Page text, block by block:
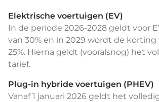
Elektrische voertuigen (EV)
In de periode 2026-2028 geldt voor
van 30% en in 2029 wordt de korting
25%. Hierna geldt (vooralsnog) het
tarief.
Plug-in hybride voertuigen (PHEV)
Vanaf 1 januari 2026 geldt het